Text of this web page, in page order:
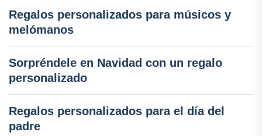
Regalos personalizados para músicos y
melómanos
Sorpréndele en Navidad con un regalo
personalizado
Regalos personalizados para el día del
padre